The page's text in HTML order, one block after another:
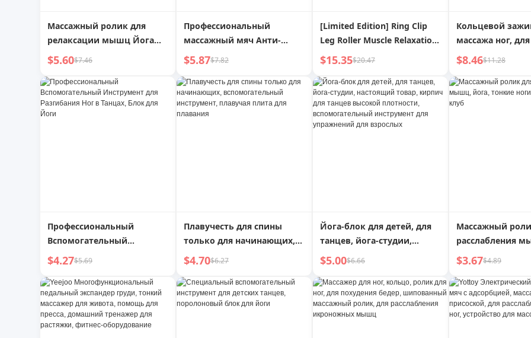
Массажный ролик для
релаксации мышц Йога
тонкая нога шипованный
клуб
$5.60$7.46
Профессиональный
массажный мяч Анти-
$5.87$7.82
[Limited Edition] Ring Clip
Leg Roller Muscle Relaxation
Skinny Leg Massage Skinny
Leg Yoga Tool Leg Massager
$15.35$20.47
Кольцевой
массажа ног,
ног,
прочистка
пенопластовый
удобный гаджет
$8.46$11.28
Профессиональный
Вспомогательный
Инструмент для
Разгибания Ног в Танцах,
Блок для Йоги
$4.27$5.69
Плавучесть для спины
только для начинающих,
вспомогательный
инструмент, плавучая
плита для плавания
$4.70$6.27
Йога-блок для детей, для
танцев, йога-студии,
настоящий товар, кирпич
для танцев высокой
плотности,
вспомогательный
инструмент для
$5.00$6.66
Массажный
расслабления
тонкие ноги,
клуб
$3.67$4.89